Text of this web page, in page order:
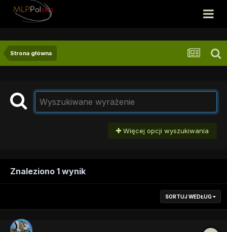
Strona główna
Więcej opcji wyszukiwania
Znaleziono 1 wynik
SORTUJ WEDŁUG